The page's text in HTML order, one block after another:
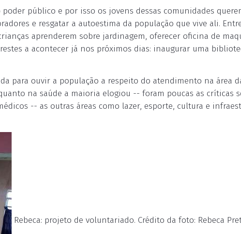
público e por isso os jovens dessas comunidades
e resgatar a autoestima da população que vive ali.
aprenderem sobre jardinagem, oferecer oficina de
a acontecer já nos próximos dias: inaugurar uma
para ouvir a população a respeito do atendimento na área
na saúde a maioria elogiou -- foram poucas as críticas
-- as outras áreas como lazer, esporte, cultura e
Rebeca: projeto de voluntariado. Crédito da foto: Rebeca